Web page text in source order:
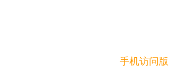
手机访问版